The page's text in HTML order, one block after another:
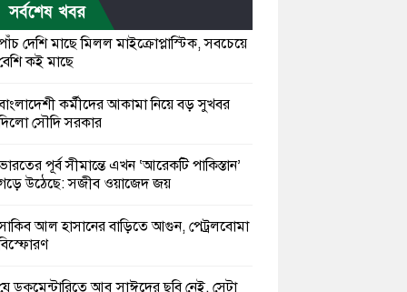
সর্বশেষ খবর
দেশি মাছে মিলল মাইক্রোপ্লাস্টিক, সবচেয়ে
কই মাছে
কর্মীদের আকামা নিয়ে বড় সুখবর
সৌদি সরকার
পূর্ব সীমান্তে এখন ‘আরেকটি পাকিস্তান’
উঠেছে: সজীব ওয়াজেদ জয়
আল হাসানের বাড়িতে আগুন, পেট্রলবোমা
ডকুমেন্টারিতে আবু সাঈদের ছবি নেই, সেটা